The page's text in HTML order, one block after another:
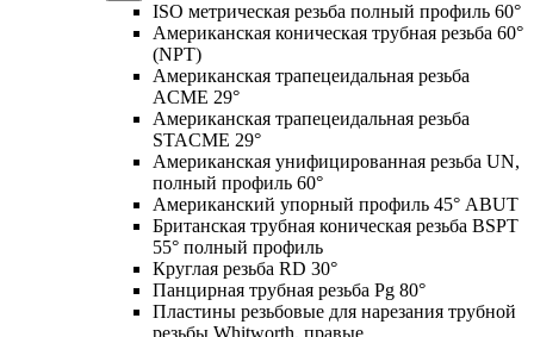
ISO метрическая резьба полный профиль 60°
Американская коническая трубная резьба 60°
(NPT)
Американская трапецеидальная резьба
ACME 29°
Американская трапецеидальная резьба
STACME 29°
Американская унифицированная резьба UN,
полный профиль 60°
Американский упорный профиль 45° ABUT
Британская трубная коническая резьба BSPT
55° полный профиль
Круглая резьба RD 30°
Панцирная трубная резьба Pg 80°
Пластины резьбовые для нарезания трубной
резьбы Whitworth, правые